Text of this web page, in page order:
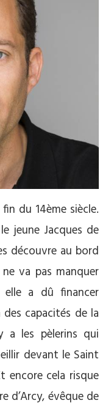
du 14ème siècle.
jeune Jacques de
découvre au bord
va pas manquer
a dû financer
capacités de la
a les pèlerins qui
devant le Saint
encore cela risque
d’Arcy, évêque de